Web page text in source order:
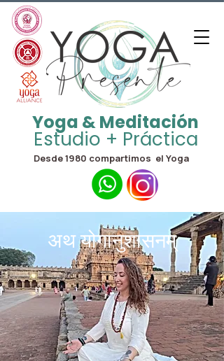
Yoga & Meditación
Estudio + Práctica
Desde 1980 compartimos el Yoga
अथ योगानुशासनम्